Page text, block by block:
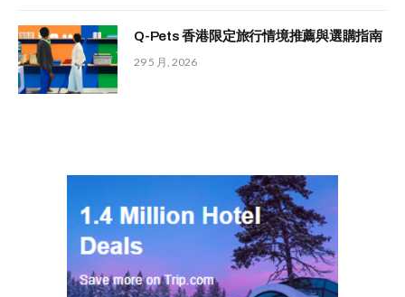
Q-Pets 香港限定旅行情境推薦與選購指南
29 5 月, 2026